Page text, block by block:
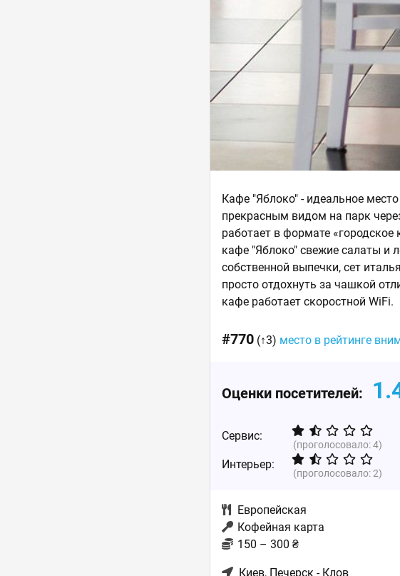
Кафе "Яблоко" - идеальное
прекрасным видом на парк
работает в формате
кафе "Яблоко" свежие салаты и
cобственной выпечки, сет
просто отдохнуть за чашкой
кафе работает скоростной WiFi.
#770 (↑3) место в рейтинге
Оценки посетителей:
Сервис:
(проголосовало:4)
Интерьер:
(проголосовало:2)
Европейская
Кофейная карта
150 – 300 ₴
Киев, Печерск - Клов